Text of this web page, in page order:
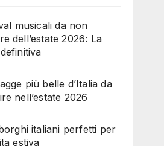
musicali da non
dell’estate 2026: La
più belle d’Italia da
nell’estate 2026
italiani perfetti per
estiva